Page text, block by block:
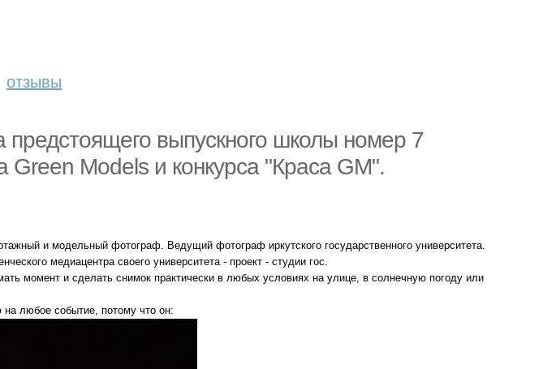
отзывы
предстоящего выпускного школы номер 7
Green Models и конкурса "Краса GM".
и модельный фотограф. Ведущий фотограф иркутского государственного университета.
медиацентра своего университета - проект - студии гос.
момент и сделать снимок практически в любых условиях на улице, в солнечную погоду или
любое событие, потому что он: